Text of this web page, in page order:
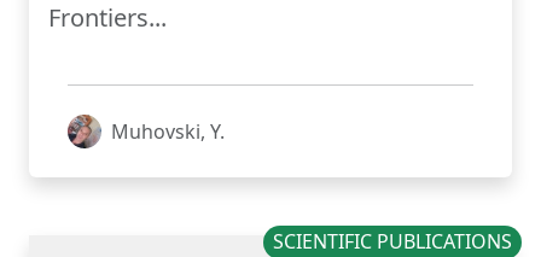
Frontiers...
Muhovski, Y.
SCIENTIFIC PUBLICATIONS